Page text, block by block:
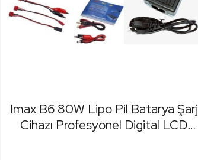
Imax B6 80W Lipo Pil Batarya Şarj
Cihazı Profesyonel Digital LCD